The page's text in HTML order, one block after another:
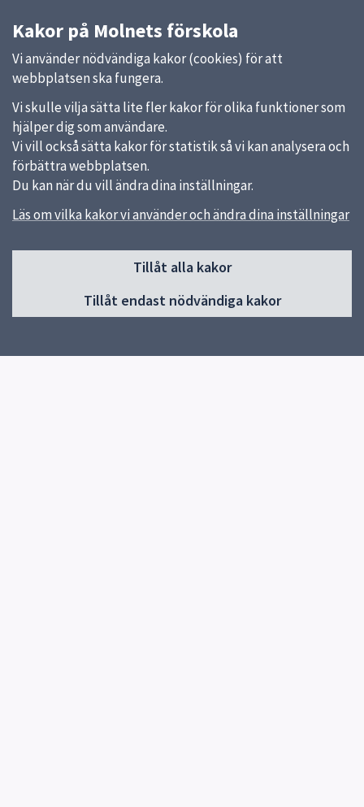
Kakor på Molnets förskola
Vi använder nödvändiga kakor (cookies) för att
webbplatsen ska fungera.
Vi skulle vilja sätta lite fler kakor för olika funktioner som
hjälper dig som användare.
Vi vill också sätta kakor för statistik så vi kan analysera och
förbättra webbplatsen.
Du kan när du vill ändra dina inställningar.
Läs om vilka kakor vi använder och ändra dina inställningar
Tillåt alla kakor
Tillåt endast nödvändiga kakor